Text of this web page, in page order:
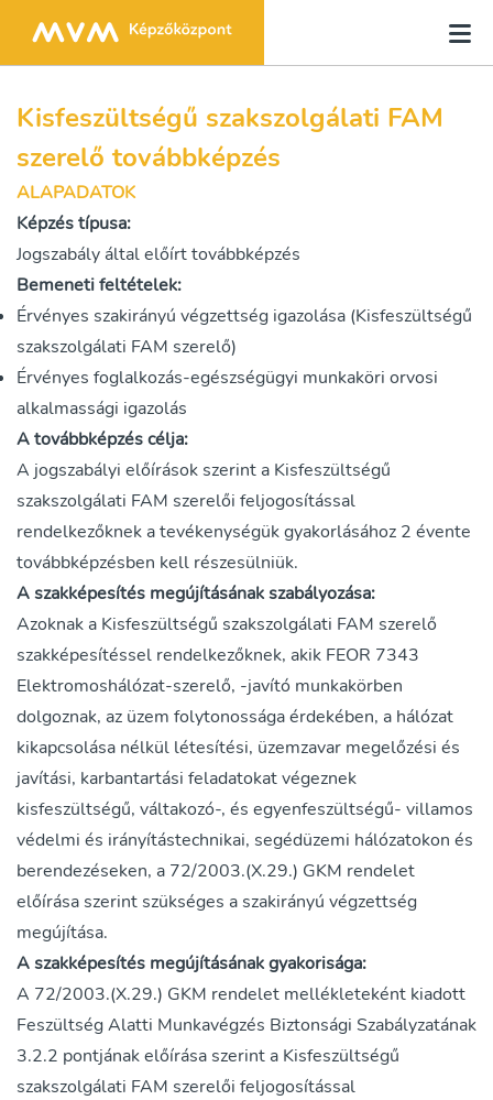
Kisfeszültségű szakszolgálati FAM
szerelő továbbképzés
ALAPADATOK
Képzés típusa:
Jogszabály által előírt továbbképzés
Bemeneti feltételek:
Érvényes szakirányú végzettség igazolása (Kisfeszültségű
szakszolgálati FAM szerelő)
Érvényes foglalkozás-egészségügyi munkaköri orvosi
alkalmassági igazolás
A továbbképzés célja:
A jogszabályi előírások szerint a Kisfeszültségű
szakszolgálati FAM szerelői feljogosítással
rendelkezőknek a tevékenységük gyakorlásához 2 évente
továbbképzésben kell részesülniük.
A szakképesítés megújításának szabályozása:
Azoknak a Kisfeszültségű szakszolgálati FAM szerelő
szakképesítéssel rendelkezőknek, akik FEOR 7343
Elektromoshálózat-szerelő, -javító munkakörben
dolgoznak, az üzem folytonossága érdekében, a hálózat
kikapcsolása nélkül létesítési, üzemzavar megelőzési és
javítási, karbantartási feladatokat végeznek
kisfeszültségű, váltakozó-, és egyenfeszültségű- villamos
védelmi és irányítástechnikai, segédüzemi hálózatokon és
berendezéseken, a 72/2003.(X.29.) GKM rendelet
előírása szerint szükséges a szakirányú végzettség
megújítása.
A szakképesítés megújításának gyakorisága:
A 72/2003.(X.29.) GKM rendelet mellékleteként kiadott
Feszültség Alatti Munkavégzés Biztonsági Szabályzatának
3.2.2 pontjának előírása szerint a Kisfeszültségű
szakszolgálati FAM szerelői feljogosítással